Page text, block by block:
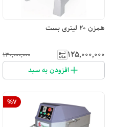
همزن ۲۰ لیتری بست
۱۲۵٬۰۰۰٬۰۰۰ ۱۳۰٬۰۰۰٬۰۰۰
افزودن به سبد
%7